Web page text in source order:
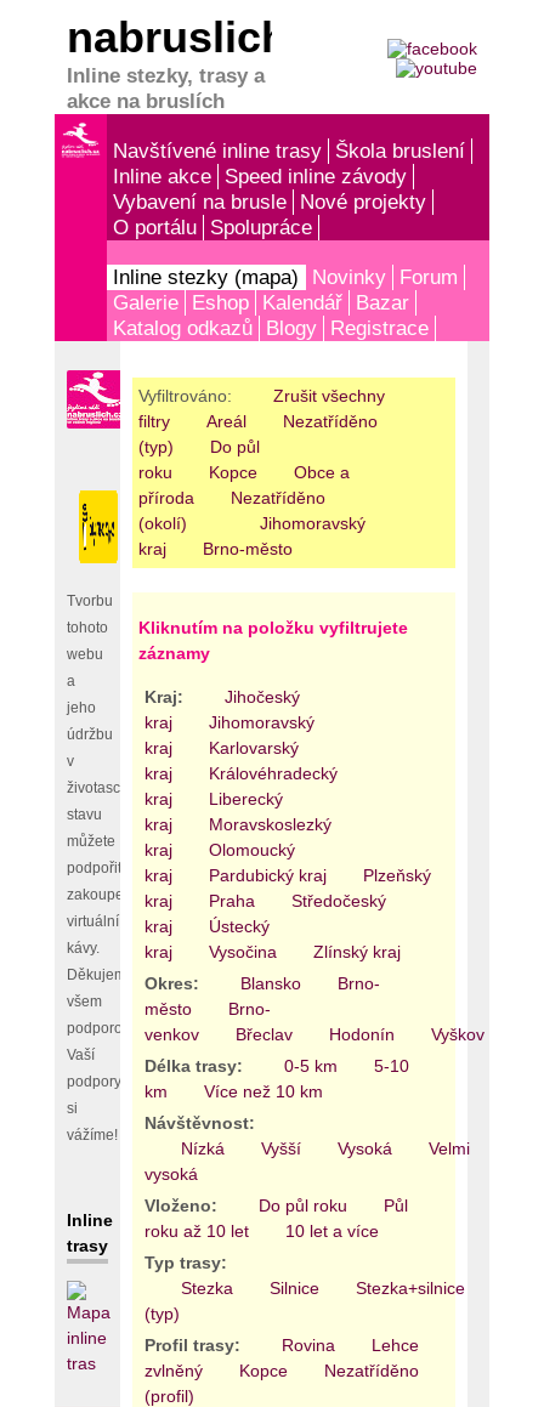
nabruslich.cz
Inline stezky, trasy a
akce na bruslích
Navštívené inline trasy
Škola bruslení
Inline akce
Speed inline závody
Vybavení na brusle
Nové projekty
O portálu
Spolupráce
Inline stezky (mapa) Novinky
Forum
Galerie
Eshop Kalendář
Bazar
Katalog odkazů
Blogy Registrace
Tvorbu
tohoto
webu
a
jeho
údržbu
v
životaschopném
stavu
můžete
podpořit
zakoupením
virtuální
kávy.
Děkujeme
všem
podporovatelům,
Vaší
podpory
si
vážíme!
Inline
trasy
Vyfiltrováno:
Zrušit všechny
filtry
Areál
Nezatříděno
(typ)
Do půl
roku
Kopce
Obce a
příroda
Nezatříděno
(okolí)
Jihomoravský
kraj
Brno-město
Kliknutím na položku vyfiltrujete
záznamy
Kraj:
Jihočeský
kraj
Jihomoravský
kraj
Karlovarský
kraj
Královéhradecký
kraj
Liberecký
kraj
Moravskoslezký
kraj
Olomoucký
kraj
Pardubický kraj
Plzeňský
kraj
Praha
Středočeský
kraj
Ústecký
kraj
Vysočina
Zlínský kraj
Okres:
Blansko
Brno-
město
Brno-
venkov
Břeclav Hodonín Vyškov
Délka trasy:
0-5 km
5-10
km
Více než 10 km
Návštěvnost:
Nízká
Vyšší Vysoká
Velmi
vysoká
Vloženo:
Do půl roku
Půl
roku až 10 let
10 let a více
Typ trasy:
Stezka
Silnice Stezka+silnice
(typ)
Profil trasy:
Rovina
Lehce
zvlněný
Kopce
Nezatříděno
(profil)